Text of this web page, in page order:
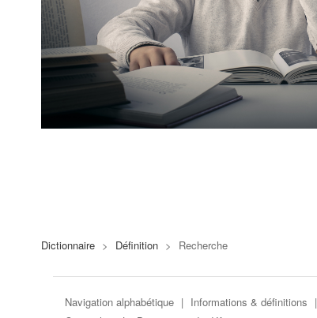
Dictionnaire > Définition > Recherche
Navigation alphabétique | Informations & définitions |